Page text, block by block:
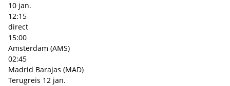
10 jan.
12:15
direct
15:00
Amsterdam (AMS)
02:45
Madrid Barajas (MAD)
Terugreis 12 jan.